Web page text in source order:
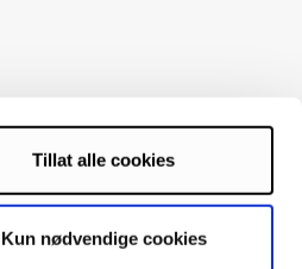
Tillat alle cookies
Kun nødvendige cookies